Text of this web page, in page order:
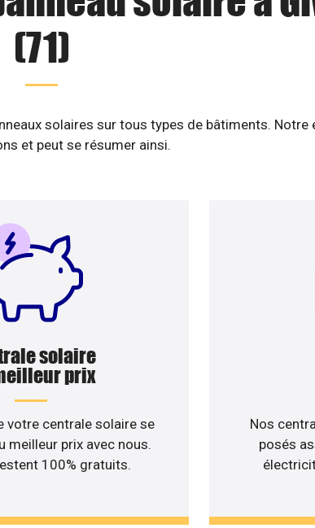
(71)
solaires sur tous types de bâtiments.
et peut se résumer ainsi.
solaire
prix
votre centrale solaire se
meilleur prix avec nous.
100% gratuits.
Nos
posés